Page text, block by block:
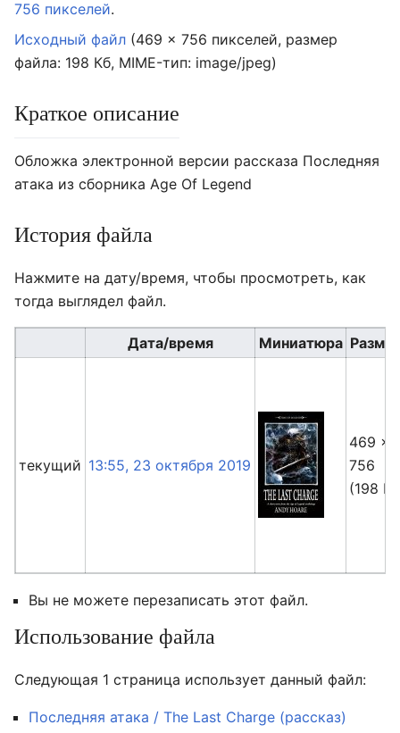
756 пикселей.
Исходный файл (469 × 756 пикселей, размер
файла: 198 Кб, MIME-тип: image/jpeg)
Краткое описание
Обложка электронной версии рассказа Последняя
атака из сборника Age Of Legend
История файла
Нажмите на дату/время, чтобы просмотреть, как
тогда выглядел файл.
Дата/время Миниатюра
текущий 13:55, 23 октября 2019
469 ×
756
(198
Вы не можете перезаписать этот файл.
Использование файла
Следующая 1 страница использует данный файл:
Последняя атака / The Last Charge (рассказ)